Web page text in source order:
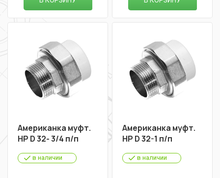
Американка муфт.
НР D 32- 3/4 п/п
в наличии
Американка муфт.
НР D 32-1 п/п
в наличии